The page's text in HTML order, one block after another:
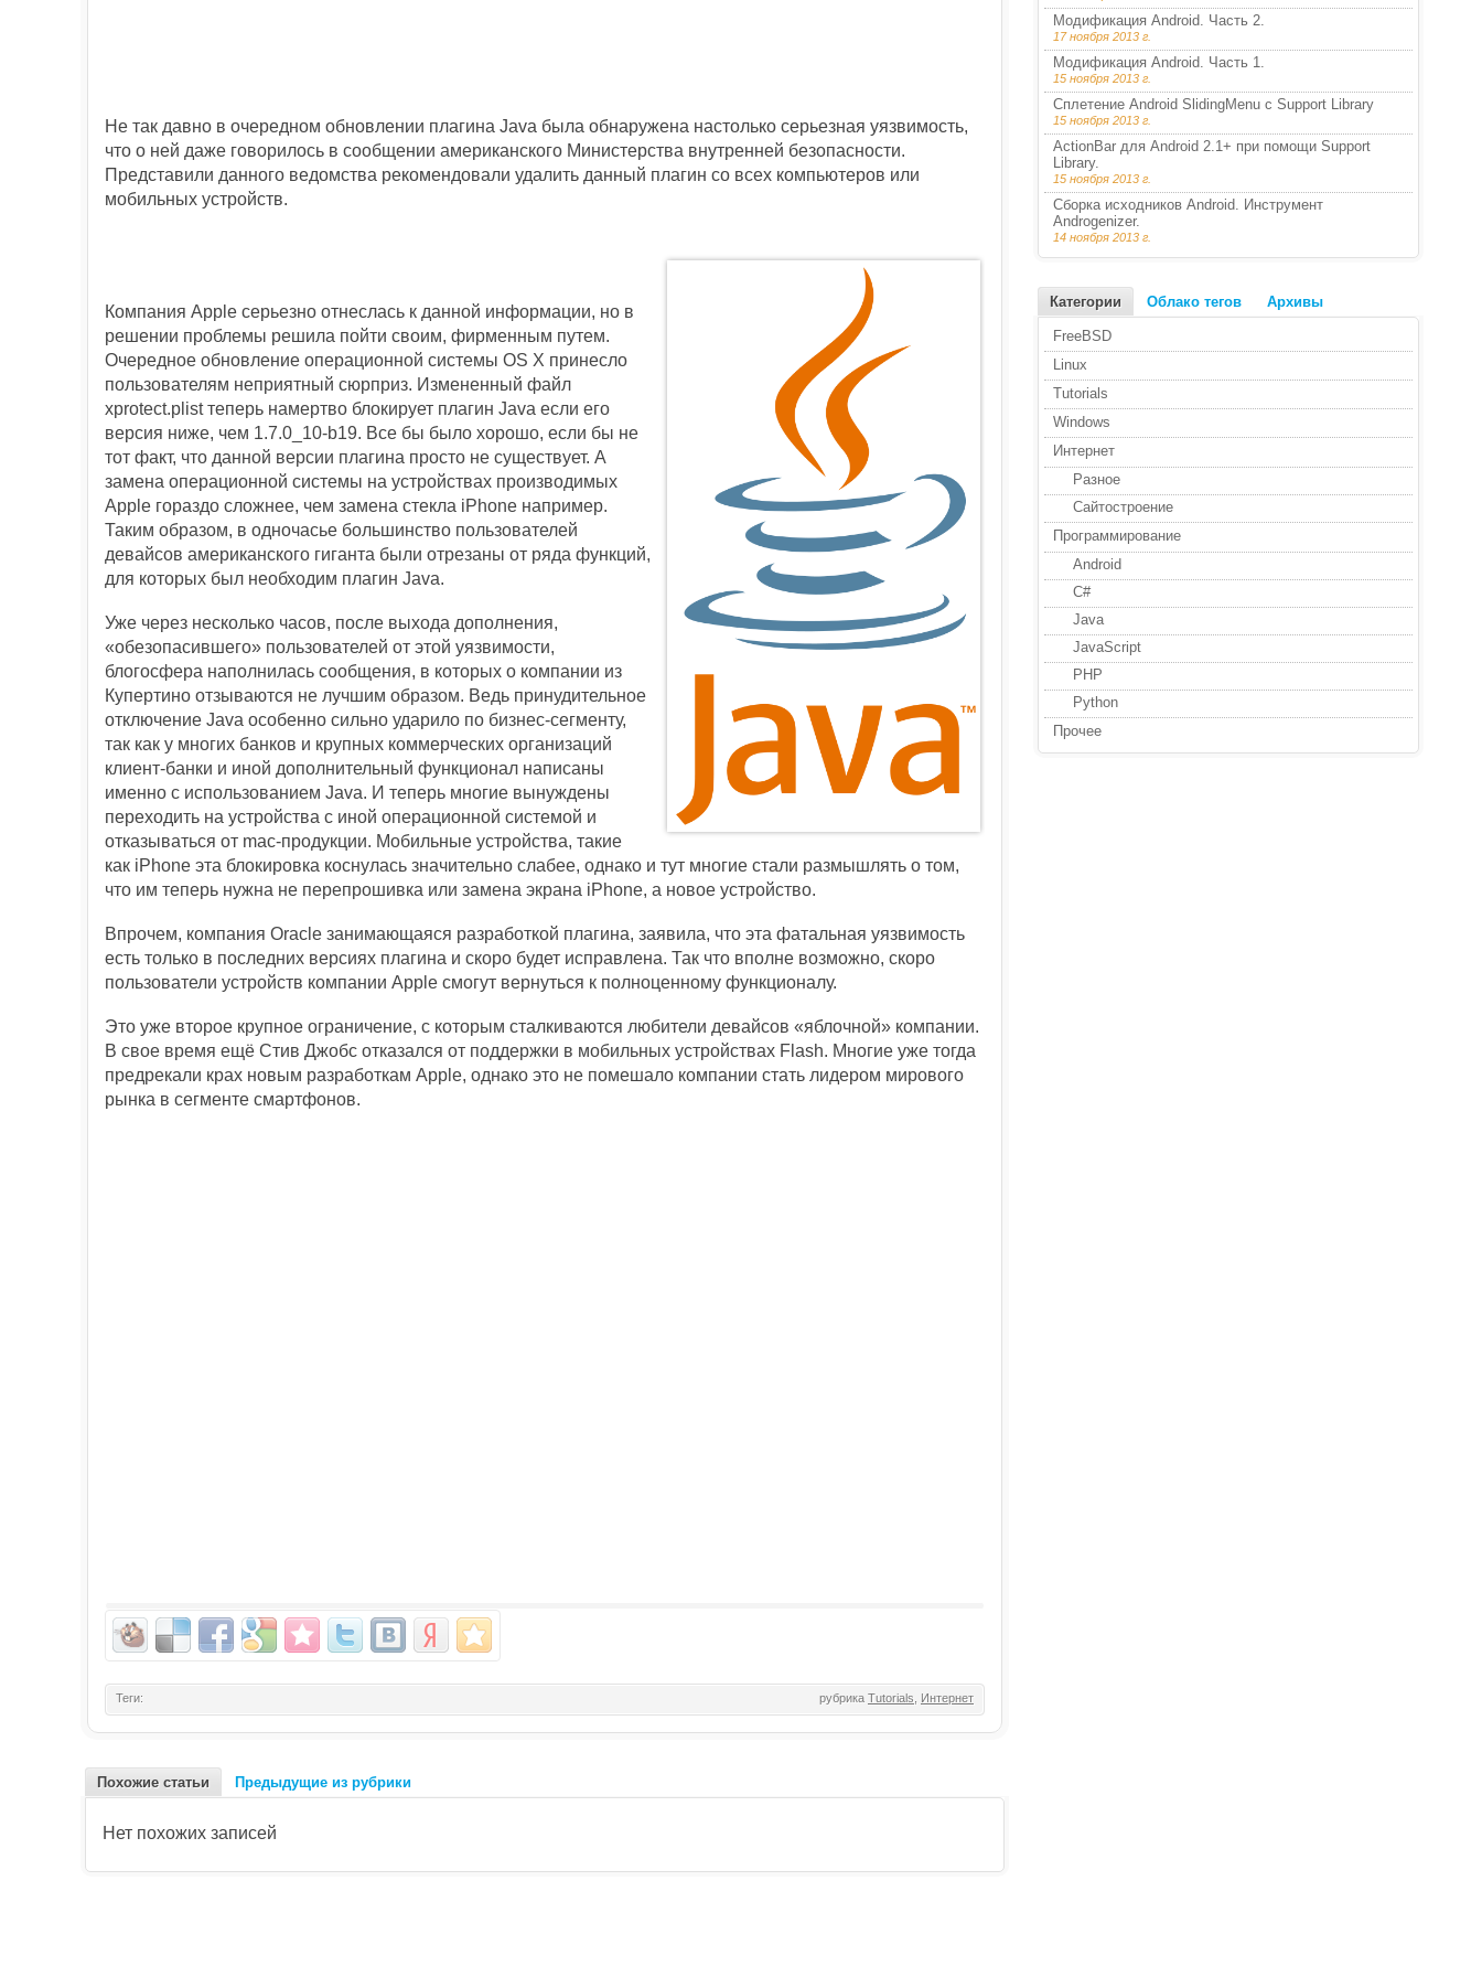
Не так давно в очередном обновлении плагина Java была обнаружена настолько серьезная уязвимость,
что о ней даже говорилось в сообщении американского Министерства внутренней безопасности.
Представили данного ведомства рекомендовали удалить данный плагин со всех компьютеров или
мобильных устройств.
Компания Apple серьезно отнеслась к данной информации, но в
решении проблемы решила пойти своим, фирменным путем.
Очередное обновление операционной системы OS X принесло
пользователям неприятный сюрприз. Измененный файл
xprotect.plist теперь намертво блокирует плагин Java если его
версия ниже, чем 1.7.0_10-b19. Все бы было хорошо, если бы не
тот факт, что данной версии плагина просто не существует. А
замена операционной системы на устройствах производимых
Apple гораздо сложнее, чем замена стекла iPhone например.
Таким образом, в одночасье большинство пользователей
девайсов американского гиганта были отрезаны от ряда функций,
для которых был необходим плагин Java.
Уже через несколько часов, после выхода дополнения,
«обезопасившего» пользователей от этой уязвимости,
блогосфера наполнилась сообщения, в которых о компании из
Купертино отзываются не лучшим образом. Ведь принудительное
отключение Java особенно сильно ударило по бизнес-сегменту,
так как у многих банков и крупных коммерческих организаций
клиент-банки и иной дополнительный функционал написаны
именно с использованием Java. И теперь многие вынуждены
переходить на устройства с иной операционной системой и
отказываться от mac-продукции. Мобильные устройства, такие
как iPhone эта блокировка коснулась значительно слабее, однако и тут многие стали размышлять о том,
что им теперь нужна не перепрошивка или замена экрана iPhone, а новое устройство.
Впрочем, компания Oracle занимающаяся разработкой плагина, заявила, что эта фатальная уязвимость
есть только в последних версиях плагина и скоро будет исправлена. Так что вполне возможно, скоро
пользователи устройств компании Apple смогут вернуться к полноценному функционалу.
Это уже второе крупное ограничение, с которым сталкиваются любители девайсов «яблочной» компании.
В свое время ещё Стив Джобс отказался от поддержки в мобильных устройствах Flash. Многие уже тогда
предрекали крах новым разработкам Apple, однако это не помешало компании стать лидером мирового
рынка в сегменте смартфонов.
Теги: рубрика Tutorials Интернет
Похожие статьи Предыдущие из рубрики
Нет похожих записей
Модификация Android. Часть 2.
17 ноября 2013 г.
Модификация Android. Часть 1.
15 ноября 2013 г.
Сплетение Android SlidingMenu с Support Library
15 ноября 2013 г.
ActionBar для Android 2.1+ при помощи Support
Library.
15 ноября 2013 г.
Сборка исходников Android. Инструмент
Androgenizer.
14 ноября 2013 г.
Категории Облако тегов Архивы
FreeBSD
Linux
Tutorials
Windows
Интернет
Разное
Сайтостроение
Программирование
Android
C#
Java
JavaScript
PHP
Python
Прочее